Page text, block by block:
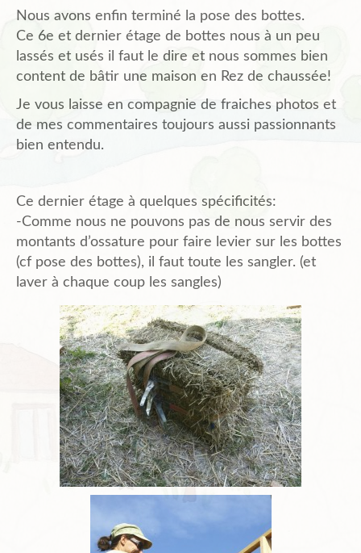
Nous avons enfin terminé la pose des bottes.
Ce 6e et dernier étage de bottes nous à un peu
lassés et usés il faut le dire et nous sommes bien
content de bâtir une maison en Rez de chaussée!
Je vous laisse en compagnie de fraiches photos et
de mes commentaires toujours aussi passionnants
bien entendu.
Ce dernier étage à quelques spécificités:
-Comme nous ne pouvons pas de nous servir des
montants d’ossature pour faire levier sur les bottes
(cf pose des bottes), il faut toute les sangler. (et
laver à chaque coup les sangles)